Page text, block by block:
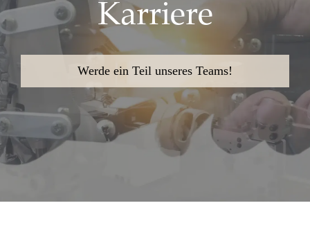
Karriere
Werde ein Teil unseres Teams!